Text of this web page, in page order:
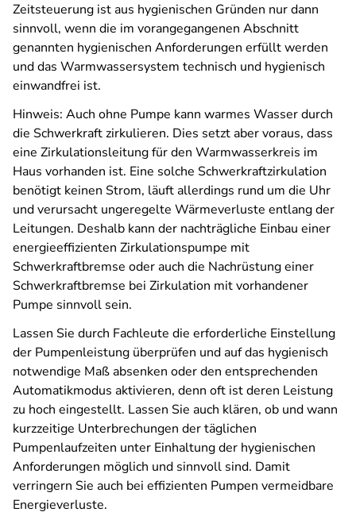
Zeitsteuerung ist aus hygienischen Gründen nur dann
sinnvoll, wenn die im vorangegangenen Abschnitt
genannten hygienischen Anforderungen erfüllt werden
und das Warmwassersystem technisch und hygienisch
einwandfrei ist.
Hinweis: Auch ohne Pumpe kann warmes Wasser durch
die Schwerkraft zirkulieren. Dies setzt aber voraus, dass
eine Zirkulationsleitung für den Warmwasserkreis im
Haus vorhanden ist. Eine solche Schwerkraftzirkulation
benötigt keinen Strom, läuft allerdings rund um die Uhr
und verursacht ungeregelte Wärmeverluste entlang der
Leitungen. Deshalb kann der nachträgliche Einbau einer
energieeffizienten Zirkulationspumpe mit
Schwerkraftbremse oder auch die Nachrüstung einer
Schwerkraftbremse bei Zirkulation mit vorhandener
Pumpe sinnvoll sein.
Lassen Sie durch Fachleute die erforderliche Einstellung
der Pumpenleistung überprüfen und auf das hygienisch
notwendige Maß absenken oder den entsprechenden
Automatikmodus aktivieren, denn oft ist deren Leistung
zu hoch eingestellt. Lassen Sie auch klären, ob und wann
kurzzeitige Unterbrechungen der täglichen
Pumpenlaufzeiten unter Einhaltung der hygienischen
Anforderungen möglich und sinnvoll sind. Damit
verringern Sie auch bei effizienten Pumpen vermeidbare
Energieverluste.